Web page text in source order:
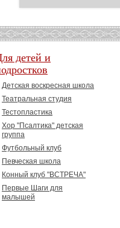
детей и
Детская воскресная школа
Театральная студия
Тестопластика
Хор "Псалтика" детская
группа
Футбольный клуб
Певческая школа
Конный клуб "ВСТРЕЧА"
Первые Шаги для
малышей